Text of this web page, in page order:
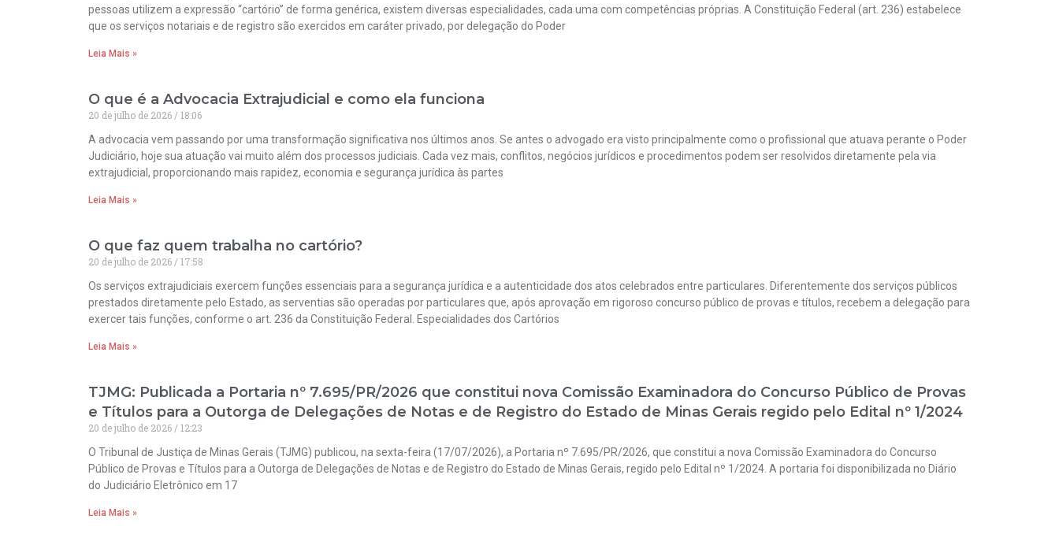
pessoas utilizem a expressão “cartório” de forma genérica, existem diversas especialidades, cada uma com competências próprias. A Constituição Federal (art. 236) estabelece
que os serviços notariais e de registro são exercidos em caráter privado, por delegação do Poder
Leia Mais »
O que é a Advocacia Extrajudicial e como ela funciona
20 de julho de 2026
18:06
A advocacia vem passando por uma transformação significativa nos últimos anos. Se antes o advogado era visto principalmente como o profissional que atuava perante o Poder
Judiciário, hoje sua atuação vai muito além dos processos judiciais. Cada vez mais, conflitos, negócios jurídicos e procedimentos podem ser resolvidos diretamente pela via
extrajudicial, proporcionando mais rapidez, economia e segurança jurídica às partes
Leia Mais »
O que faz quem trabalha no cartório?
20 de julho de 2026
17:58
Os serviços extrajudiciais exercem funções essenciais para a segurança jurídica e a autenticidade dos atos celebrados entre particulares. Diferentemente dos serviços públicos
prestados diretamente pelo Estado, as serventias são operadas por particulares que, após aprovação em rigoroso concurso público de provas e títulos, recebem a delegação para
exercer tais funções, conforme o art. 236 da Constituição Federal. Especialidades dos Cartórios
Leia Mais »
TJMG: Publicada a Portaria nº 7.695/PR/2026 que constitui nova Comissão Examinadora do Concurso Público de Provas
e Títulos para a Outorga de Delegações de Notas e de Registro do Estado de Minas Gerais regido pelo Edital nº 1/2024
20 de julho de 2026
12:23
O Tribunal de Justiça de Minas Gerais (TJMG) publicou, na sexta-feira (17/07/2026), a Portaria nº 7.695/PR/2026, que constitui a nova Comissão Examinadora do Concurso
Público de Provas e Títulos para a Outorga de Delegações de Notas e de Registro do Estado de Minas Gerais, regido pelo Edital nº 1/2024. A portaria foi disponibilizada no Diário
do Judiciário Eletrônico em 17
Leia Mais »